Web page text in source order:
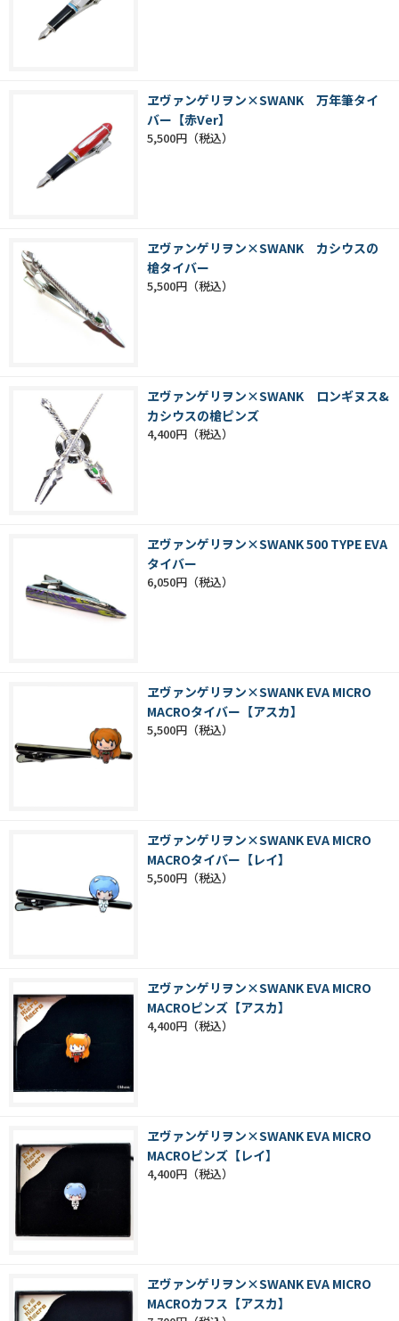
ヱヴァンゲリヲン×SWANK 万年筆タイ
バー【赤Ver】
5,500円
ヱヴァンゲリヲン×SWANK カシウスの
槍タイバー
5,500円
ヱヴァンゲリヲン×SWANK ロンギヌス&
カシウスの槍ピンズ
4,400円
ヱヴァンゲリヲン×SWANK 500 TYPE EVA
タイバー
6,050円
ヱヴァンゲリヲン×SWANK EVA MICRO
MACROタイバー【アスカ】
5,500円
ヱヴァンゲリヲン×SWANK EVA MICRO
MACROタイバー【レイ】
5,500円
ヱヴァンゲリヲン×SWANK EVA MICRO
MACROピンズ【アスカ】
4,400円
ヱヴァンゲリヲン×SWANK EVA MICRO
MACROピンズ【レイ】
4,400円
ヱヴァンゲリヲン×SWANK EVA MICRO
MACROカフス【アスカ】